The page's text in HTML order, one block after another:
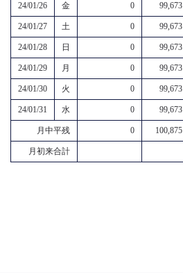
24/01/26 金 0 99,673
24/01/27 土 0 99,673
24/01/28 日 0 99,673
24/01/29 月 0 99,673
24/01/30 火 0 99,673
24/01/31 水 0 99,673
月中平残 0 100,875
月初来合計